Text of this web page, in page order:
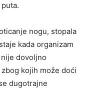
nogu, stopala
kada organizam
dovoljno
kojih može doći
dugotrajne